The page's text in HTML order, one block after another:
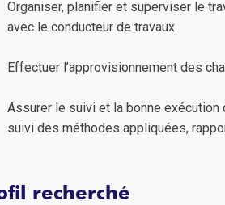
Organiser, planifier et superviser le
avec le conducteur de travaux
Effectuer l’approvisionnement des
Assurer le suivi et la bonne
suivi des méthodes appliquées,
recherché